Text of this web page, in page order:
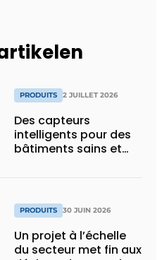
PRODUITS 2 JUILLET 2026
Des capteurs
intelligents pour des
bâtiments sains et
PRODUITS 30 JUIN 2026
Un projet à l’échelle
du secteur met fin aux